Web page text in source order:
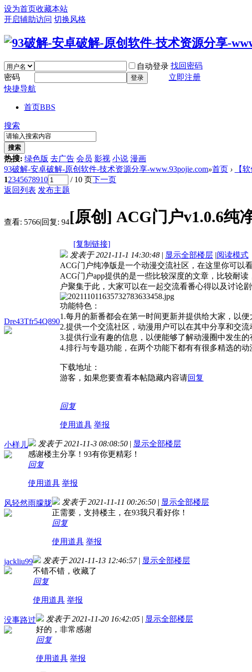
设为首页收藏本站
开启辅助访问 切换风格
自动登录 找回密码
密码
登录
立即注册
快捷导航
首页BBS
搜索
搜索
热搜: 绿色版 去广告 会员 影视 小说 漫画
93破解-安卓破解-原创软件-技术资源分享-www.93pojie.com»首页 › 【
12345678910 / 10 页下一页
返回列表 发布主题
查看: 5766|回复: 94[原创] ACG门户v1.0.6纯
[复制链接]
Dre43Tfr54Q890
发表于 2021-11-1 14:30:48 | 显示全部楼层 |阅读模式
ACG门户纯净版是一个动漫交流社区，在这里你可以
ACG门户app提供的是一些比较深度的文章，比较耐
户聚集于此，大家可以在一起交流看番心得以及讨论剧
功能特色：
1.每月的新番都会在第一时间更新并提供给大家，以便
2.提供一个交流社区，动漫用户可以在其中分享和交流
3.提供行业有趣的信息，以便能够了解动漫圈中发生的
4.排行与专题功能，在两个功能下都有有很多精选的动
下载地址：
游客，如果您要查看本帖隐藏内容请回复
回复
使用道具 举报
小样儿 发表于 2021-11-3 08:08:50 | 显示全部楼层
感谢楼主分享！93有你更精彩！
回复
使用道具 举报
风轻然雨朦胧 发表于 2021-11-11 00:26:50 | 显示全部楼层
正需要，支持楼主，在93我只看好你！
回复
使用道具 举报
jackliu99 发表于 2021-11-13 12:46:57 | 显示全部楼层
不错不错，收藏了
回复
使用道具 举报
没事路过 发表于 2021-11-20 16:42:05 | 显示全部楼层
好的，非常感谢
回复
使用道具 举报